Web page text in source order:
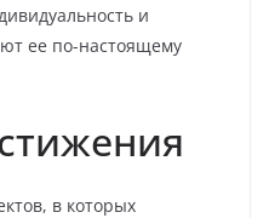
и
ее по-настоящему
в которых